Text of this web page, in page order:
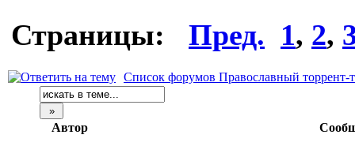
Страницы: Пред. 1, 2,
Список форумов Православный торрент-
Автор